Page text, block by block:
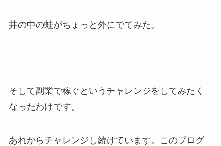
井の中の蛙がちょっと外にでてみた。
そして副業で稼ぐというチャレンジをしてみたく
なったわけです。
あれからチャレンジし続けています。このブログ